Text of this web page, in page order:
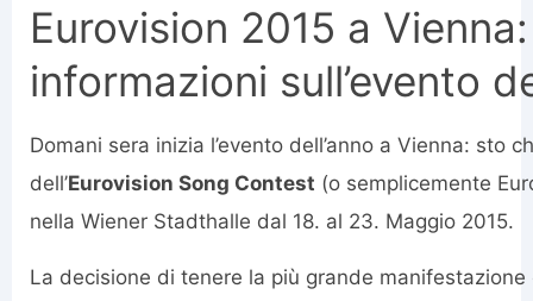
Eurovision 2015 a
informazioni sull’evento
Domani sera inizia l’evento dell’anno a Vienna: sto
dell’Eurovision Song Contest (o semplicemente
nella Wiener Stadthalle dal 18. al 23. Maggio 2015.
La decisione di tenere la più grande